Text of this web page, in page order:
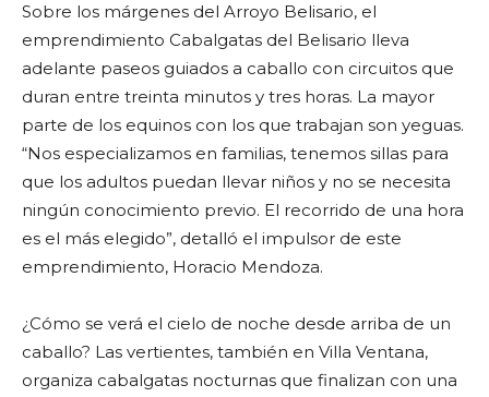
Sobre los márgenes del Arroyo Belisario, el
emprendimiento Cabalgatas del Belisario lleva
adelante paseos guiados a caballo con circuitos que
duran entre treinta minutos y tres horas. La mayor
parte de los equinos con los que trabajan son yeguas.
“Nos especializamos en familias, tenemos sillas para
que los adultos puedan llevar niños y no se necesita
ningún conocimiento previo. El recorrido de una hora
es el más elegido”, detalló el impulsor de este
emprendimiento, Horacio Mendoza.
¿Cómo se verá el cielo de noche desde arriba de un
caballo? Las vertientes, también en Villa Ventana,
organiza cabalgatas nocturnas que finalizan con una